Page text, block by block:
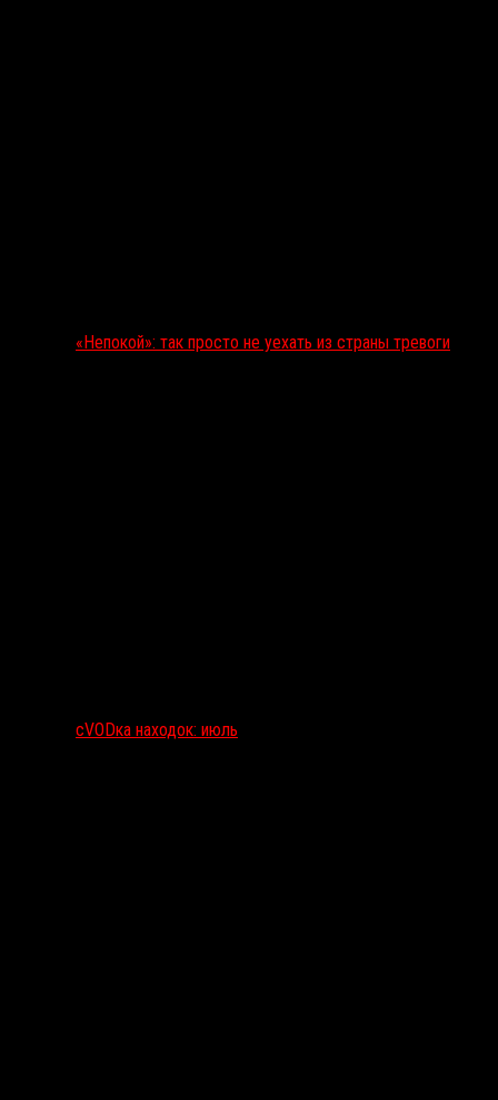
«Непокой»: так просто не уехать из страны тревоги
сVODка находок: июль